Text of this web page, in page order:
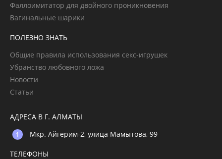
Фаллоимитатор для двойного проникновения
Вагинальные шарики
ПОЛЕЗНО ЗНАТЬ
Общие правила использования секс-игрушек
Убранство любовного ложа
Новости
Статьи
АДРЕСА В Г. АЛМАТЫ
Мкр. Айгерим-2, улица Мамытова, 99
ТЕЛЕФОНЫ